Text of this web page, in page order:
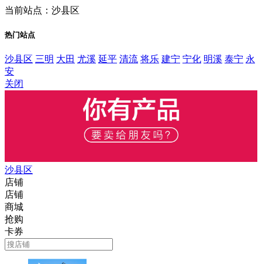
当前站点：沙县区
热门站点
沙县区 三明 大田 尤溪 延平 清流 将乐 建宁 宁化 明溪 泰宁 永
安
关闭
沙县区
店铺
店铺
商城
抢购
卡券